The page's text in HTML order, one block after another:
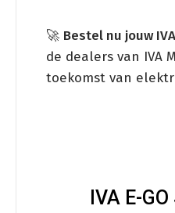
🚀 Bestel nu jouw
de dealers van IVA
toekomst van
IVA E-